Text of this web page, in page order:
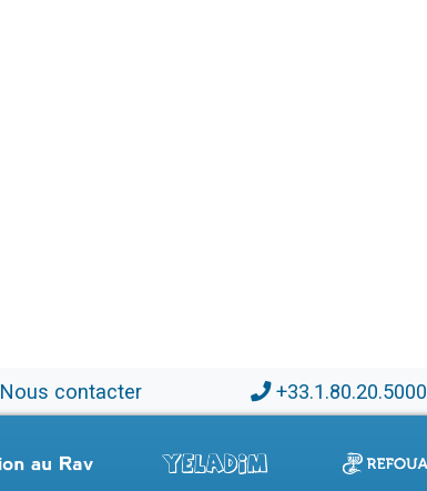
Nous contacter +33.1.80.20.5000